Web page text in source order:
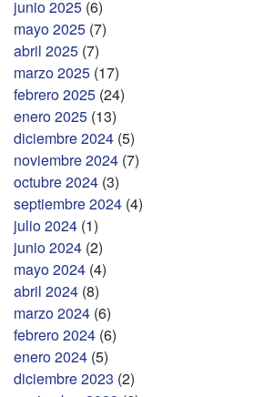
junio 2025 (6)
mayo 2025 (7)
abril 2025 (7)
marzo 2025 (17)
febrero 2025 (24)
enero 2025 (13)
diciembre 2024 (5)
noviembre 2024 (7)
octubre 2024 (3)
septiembre 2024 (4)
julio 2024 (1)
junio 2024 (2)
mayo 2024 (4)
abril 2024 (8)
marzo 2024 (6)
febrero 2024 (6)
enero 2024 (5)
diciembre 2023 (2)